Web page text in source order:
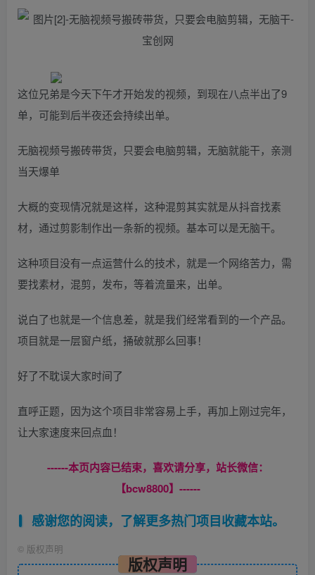
这位兄弟是今天下午才开始发的视频，到现在八点半出了9
单，可能到后半夜还会持续出单。
无脑视频号搬砖带货，只要会电脑剪辑，无脑就能干，亲测
当天爆单
大概的变现情况就是这样，这种混剪其实就是从抖音找素
材，通过剪影制作出一条新的视频。基本可以是无脑干。
这种项目没有一点运营什么的技术，就是一个网络苦力，需
要找素材，混剪，发布，等着流量来，出单。
说白了也就是一个信息差，就是我们经常看到的一个产品。
项目就是一层窗户纸，捅破就那么回事！
好了不耽误大家时间了
直呼正题，因为这个项目非常容易上手，再加上刚过完年，
让大家速度来回点血！
------本页内容已结束，喜欢请分享，站长微信：
【bcw8800】------
感谢您的阅读，了解更多热门项目收藏本站。
© 版权声明
版权声明